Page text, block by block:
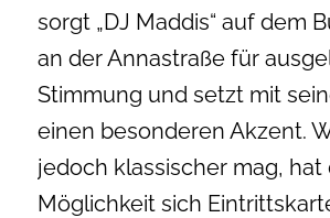
sorgt „DJ Maddis“ auf dem
an der Annastraße für
Stimmung und setzt mit
einen besonderen Akzent.
jedoch klassischer mag, hat
Möglichkeit sich